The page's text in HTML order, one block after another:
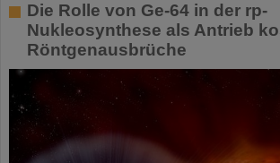
Die Rolle von Ge-64 in der rp-
Nukleosynthese als Antrieb
Röntgenausbrüche